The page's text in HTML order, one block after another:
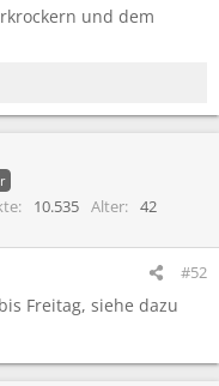
und dem
10.535 Alter
42
#52
Freitag, siehe dazu